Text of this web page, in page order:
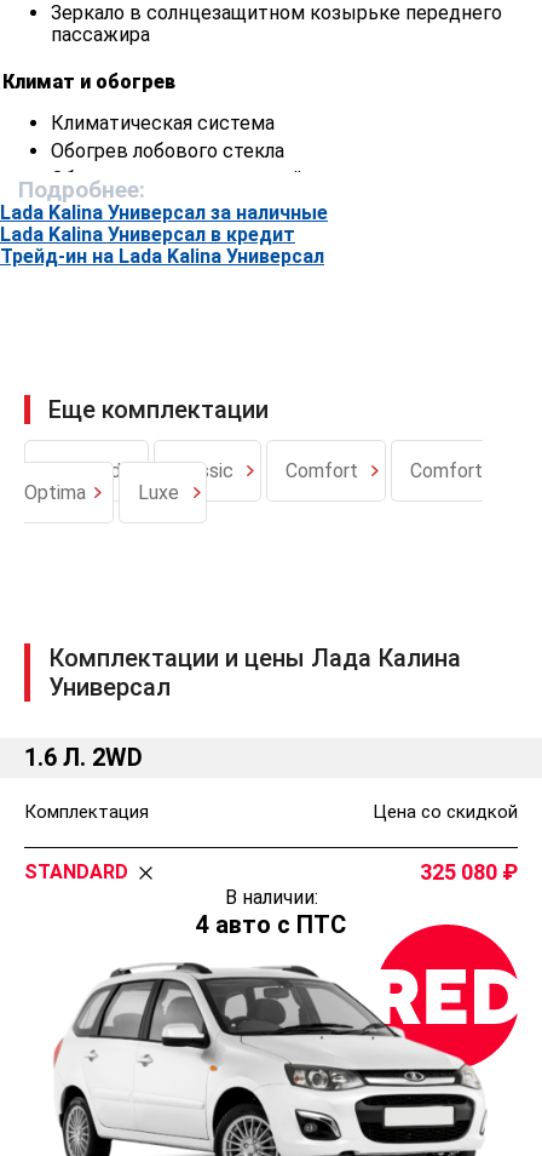
Зеркало в солнцезащитном козырьке переднего
пассажира
Климат и обогрев
Климатическая система
Обогрев лобового стекла
Обогрев передних сидений
Воздушный фильтр салона
Комфорт
Электрорегулируемые зеркала заднего вида с
обогревом
Регулировка высоты сиденья водителя
Регулировка ремней безопасности передних
сидений по высоте
Охранные системы
Иммобилайзер
Приборы освещения
Противотуманные фары
Функция задержки выключения света фар
Дневные ходовые огни
Пассивная безопасность
Подушка безопасности водителя
Подушка безопасности переднего пассажира
2 крепления детских сидений ISOFIX (2-й ряд)
Подголовники задних сидений 3 шт.
Активная безопасность и подвеска
Подробнее:
Lada Kalina Универсал за наличные
Lada Kalina Универсал в кредит
Трейд-ин на Lada Kalina Универсал
Еще комплектации
Standard Classic Comfort
Comfort
Optima
Luxe
Комплектации и цены Лада Калина
Универсал
1.6 Л. 2WD
Комплектация Цена со скидкой
STANDARD 325 080
В наличии:
4 авто с ПТС